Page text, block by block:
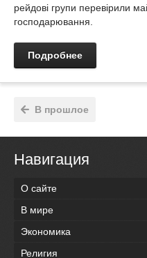
рейдові групи перевірили
господарювання.
Подробнее
В прошлое
Навигация
О сайте
В мире
Экономика
Религия